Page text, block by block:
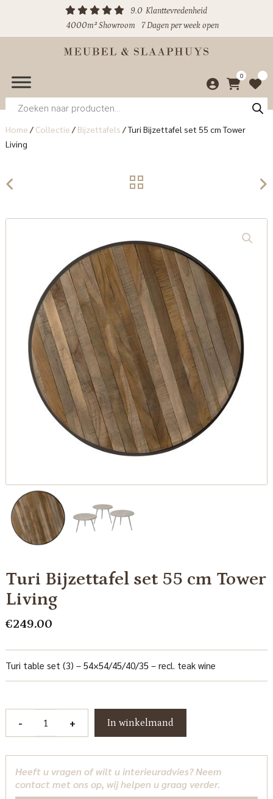
9.0 Klanttevredenheid
4000m² Showroom
7 Dagen per week open
0
Producten
zoeken
Home / Collectie / Bijzettafels /Turi Bijzettafel set 55 cm Tower
Living
Turi Bijzettafel set 55 cm Tower
Living
€249.00
Turi table set (3) – 54×54/45/40/35 – recl. teak wine
-
Bijzettafel
55
cm
Tower
+ In winkelmand
Heeft u vragen of wilt u interieuradvies? Neem
contact met ons op, wij helpen u graag verder.